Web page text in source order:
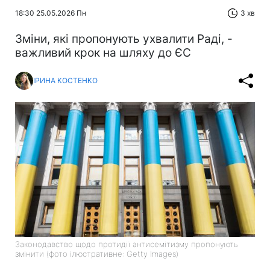
18:30 25.05.2026 Пн 3 хв
Зміни, які пропонують ухвалити Раді, -
важливий крок на шляху до ЄС
ІРИНА КОСТЕНКО
Законодавство щодо протидії антисемітизму пропонують
змінити (фото ілюстративне: Getty Images)